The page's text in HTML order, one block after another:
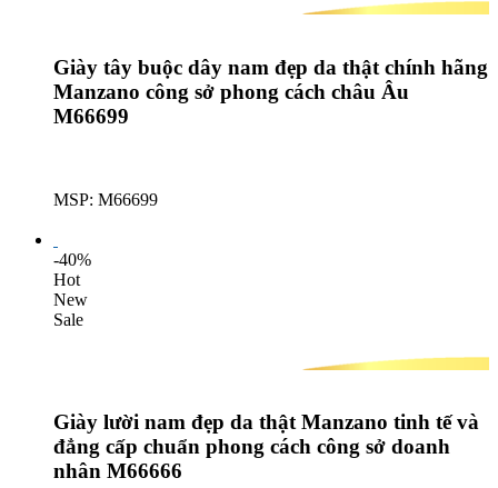
Giày tây buộc dây nam đẹp da thật chính hãng
Manzano công sở phong cách châu Âu
M66699
MSP: M66699
-40%
Hot
New
Sale
Giày lười nam đẹp da thật Manzano tinh tế và
đẳng cấp chuẩn phong cách công sở doanh
nhân M66666